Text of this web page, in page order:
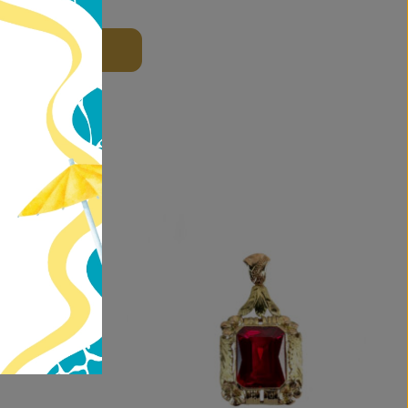
KOŠÍKU